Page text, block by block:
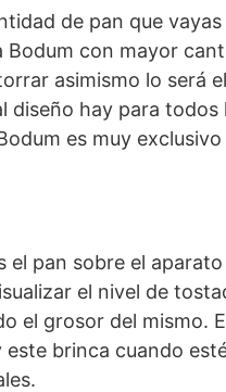
de pan que
con mayor
asimismo lo será
hay para
es muy
pan sobre el
el nivel de
grosor del mismo.
brinca cuando